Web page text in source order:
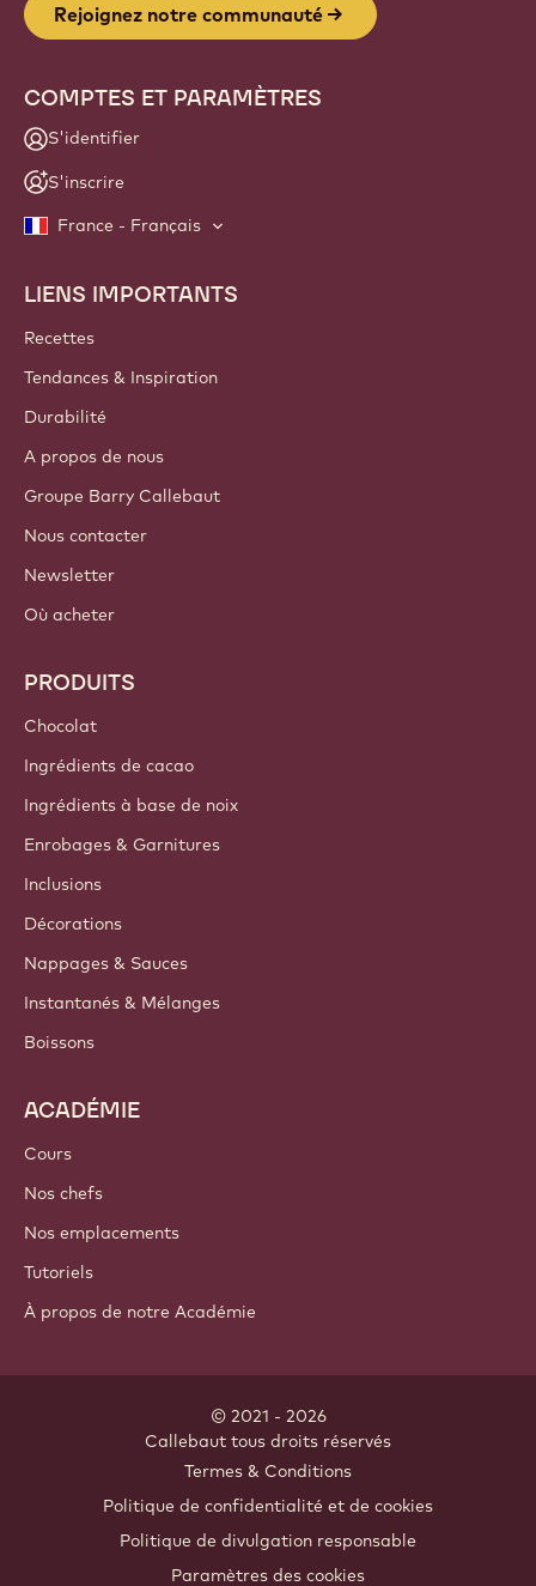
Rejoignez notre communauté
COMPTES ET PARAMÈTRES
S'identifier
S'inscrire
France - Français
Footer
Callebaut
LIENS IMPORTANTS
Recettes
Tendances & Inspiration
Durabilité
A propos de nous
Groupe Barry Callebaut
Nous contacter
Newsletter
Où acheter
PRODUITS
Chocolat
Ingrédients de cacao
Ingrédients à base de noix
Enrobages & Garnitures
Inclusions
Décorations
Nappages & Sauces
Instantanés & Mélanges
Boissons
ACADÉMIE
Cours
Nos chefs
Nos emplacements
Tutoriels
À propos de notre Académie
© 2021 - 2026
Callebaut tous droits réservés
Termes & Conditions
Politique de confidentialité et de cookies
Politique de divulgation responsable
Paramètres des cookies